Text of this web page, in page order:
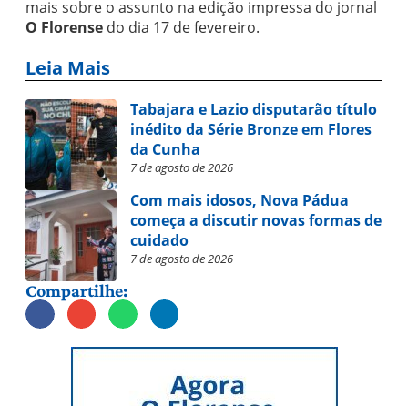
mais sobre o assunto na edição impressa do jornal
O Florense do dia 17 de fevereiro.
Leia Mais
Tabajara e Lazio disputarão título
inédito da Série Bronze em Flores
da Cunha
7 de agosto de 2026
Com mais idosos, Nova Pádua
começa a discutir novas formas de
cuidado
7 de agosto de 2026
Compartilhe: